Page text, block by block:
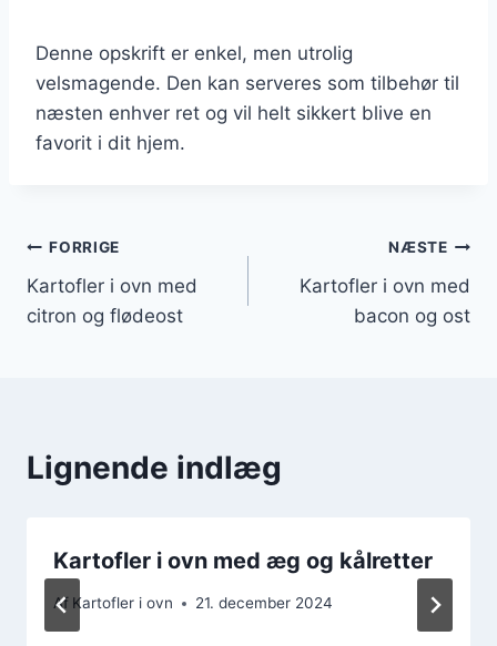
Denne opskrift er enkel, men utrolig
velsmagende. Den kan serveres som tilbehør til
næsten enhver ret og vil helt sikkert blive en
favorit i dit hjem.
Indlægsnavigation
FORRIGE
Kartofler i ovn med
citron og flødeost
NÆSTE
Kartofler i ovn med
bacon og ost
Lignende indlæg
Kartofler i ovn med æg og kålretter
Af Kartofler i ovn 21. december 2024